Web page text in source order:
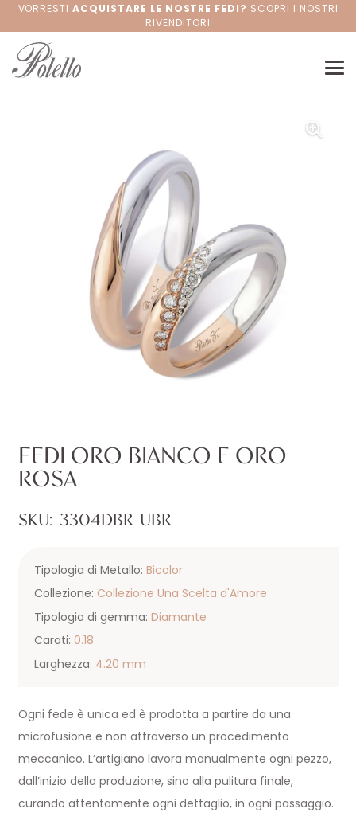
VORRESTIACQUISTARE LE NOSTRE FEDI? SCOPRI I NOSTRI
RIVENDITORI
FEDI ORO BIANCO E ORO
ROSA
SKU: 3304DBR-UBR
Tipologia di Metallo: Bicolor
Collezione: Collezione Una Scelta d'Amore
Tipologia di gemma: Diamante
Carati: 0.18
Larghezza: 4.20 mm
Ogni fede è unica ed è prodotta a partire da una
microfusione e non attraverso un procedimento
meccanico. L’artigiano lavora manualmente ogni pezzo,
dall’inizio della produzione, sino alla pulitura finale,
curando attentamente ogni dettaglio, in ogni passaggio.